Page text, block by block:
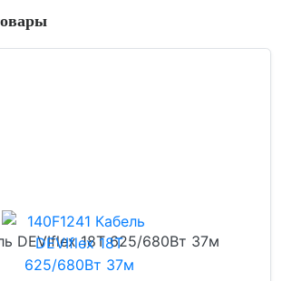
DEVIflex 18T 625/680Вт 37м